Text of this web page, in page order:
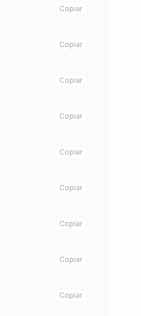
Copiar
Copiar
Copiar
Copiar
Copiar
Copiar
Copiar
Copiar
Copiar